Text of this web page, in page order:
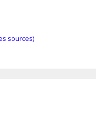
sources)